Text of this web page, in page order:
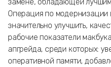
Операция по модернизации
значительно улучшить,
рабочие показатели
апгрейда, среди которых:
оперативной памяти,